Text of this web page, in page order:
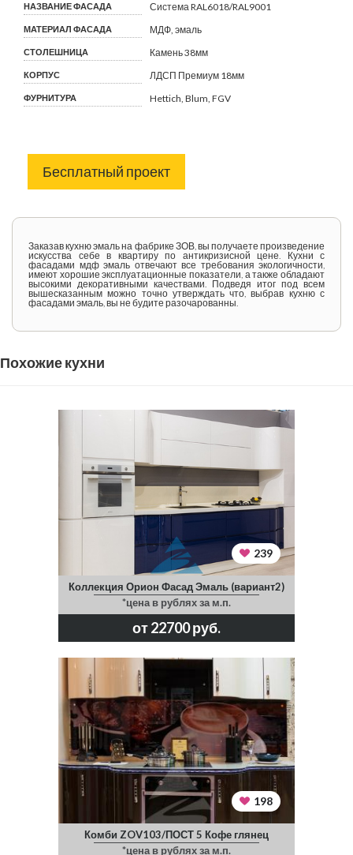
НАЗВАНИЕ ФАСАДА Система RAL6018/RAL9001
МАТЕРИАЛ ФАСАДА МДФ, эмаль
СТОЛЕШНИЦА Камень 38мм
КОРПУС ЛДСП Премиум 18мм
ФУРНИТУРА Hettich, Blum, FGV
Бесплатный проект
Заказав кухню эмаль на фабрике ЗОВ, вы получаете произведение
искусства себе в квартиру по антикризисной цене. Кухни с
фасадами мдф эмаль отвечают все требования экологичности,
имеют хорошие эксплуатационные показатели, а также обладают
высокими декоративными качествами. Подведя итог под всем
вышесказанным можно точно утверждать что, выбрав кухню с
фасадами эмаль, вы не будите разочарованны.
Похожие кухни
239
Коллекция Орион Фасад Эмаль (вариант2)
*цена в рублях за м.п.
от 22700 руб.
198
Комби ZOV103/ПОСТ 5 Кофе глянец
*цена в рублях за м.п.